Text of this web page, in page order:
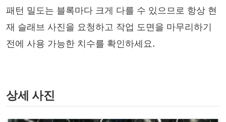
패턴 밀도는 블록마다 크게 다를 수 있으므로 항상 현
재 슬래브 사진을 요청하고 작업 도면을 마무리하기
전에 사용 가능한 치수를 확인하세요.
상세 사진